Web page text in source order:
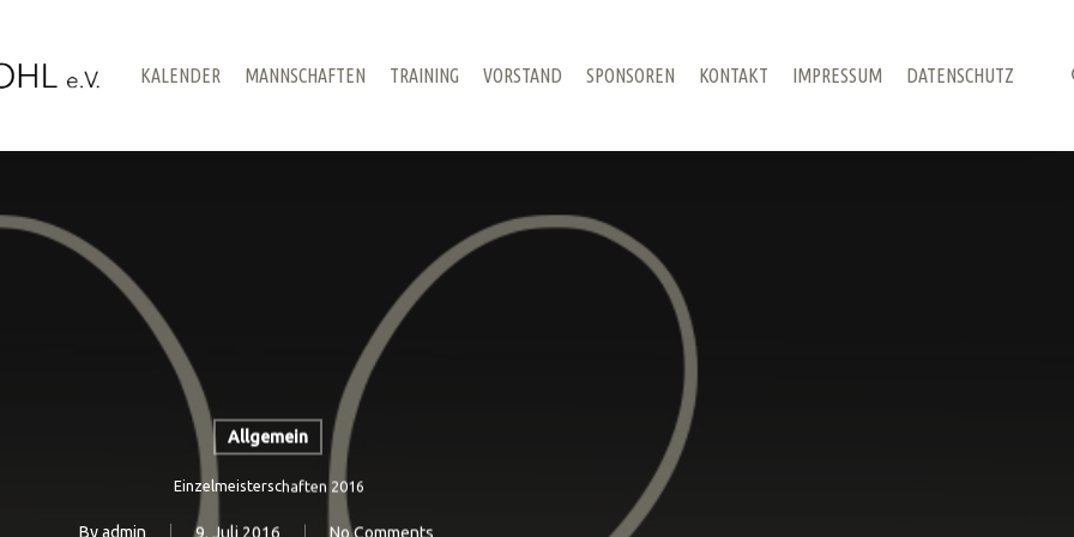
KALENDER MANNSCHAFTEN TRAINING VORSTAND SPONSOREN KONTAKT IMPRESSUM DATENSCHUTZ
Allgemein
Einzelmeisterschaften 2016
Byadmin 9. Juli 2016 No Comments